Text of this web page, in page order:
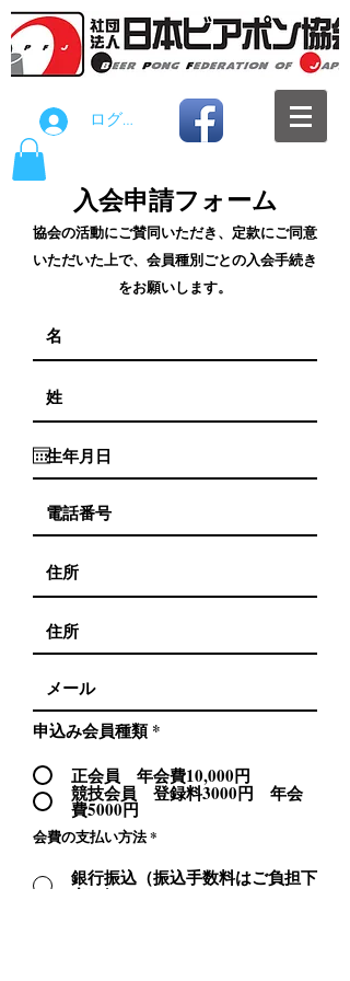
ログイン
入会申請フォーム
協会の活動にご賛同いただき、定款にご同意
いただいた上で、会員種別ごとの入会手続き
をお願いします。
申込み会員種類 *
正会員 年会費10,000円
競技会員 登録料3000円 年会
費5000円
会費の支払い方法*
銀行振込（振込手数料はご負担下
さい）